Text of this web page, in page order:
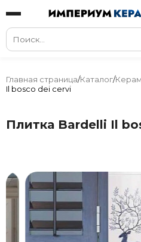
Главная страница/Каталог/
Il bosco dei cervi
Плитка Bardelli Il